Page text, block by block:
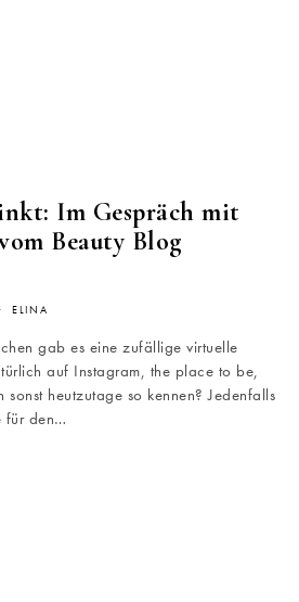
Im Gespräch mit
Beauty Blog
ELINA
gab es eine zufällige virtuelle
auf Instagram, the place to be,
sonst heutzutage so kennen? Jedenfalls
für den…